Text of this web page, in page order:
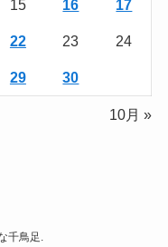
15 16 17
22 23 24
29 30
10月 »
千鳥足.